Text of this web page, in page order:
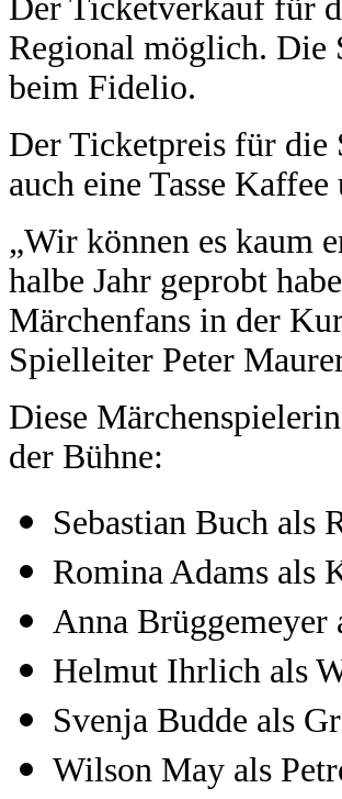
Der Ticketverkauf für
Regional möglich. Die
beim Fidelio.
Der Ticketpreis für die
auch eine Tasse
„Wir können es kaum
halbe Jahr geprobt
Märchenfans in der
Spielleiter Peter
Diese
der Bühne:
Sebastian Buch als
Romina Adams als
Anna Brüggemeyer
Helmut Ihrlich als
Svenja Budde als
Wilson May als